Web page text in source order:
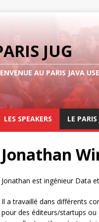
JUG
AU PARIS JAVA
LES SPEAKERS LE PARIS
Jonathan
Jonathan est ingénieur Data
Il a travaillé dans différents
pour des éditeurs/startups